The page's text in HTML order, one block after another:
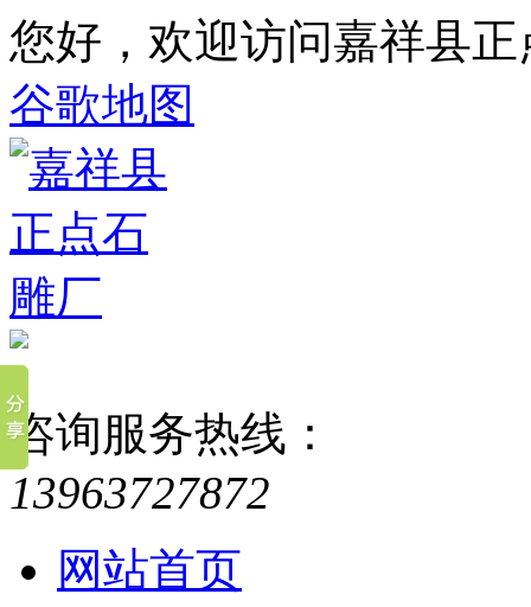
您好，欢迎访问嘉祥县
谷歌地图
咨询服务热线：
13963727872
网站首页